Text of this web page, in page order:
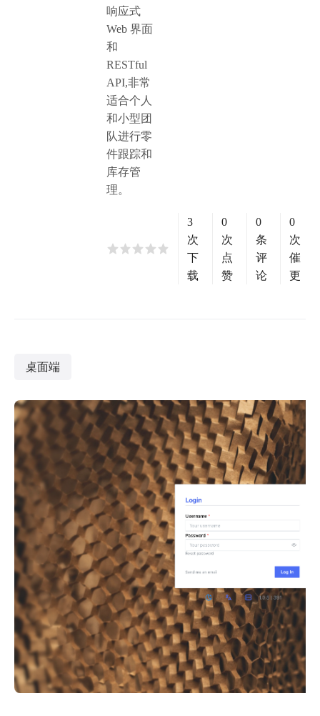
响应式
Web 界面
和
RESTful
API,非常
适合个人
和小型团
队进行零
件跟踪和
库存管
理。
3
次
下
载
0
次
点
赞
0
条
评
论
0
次
催
更
桌面端